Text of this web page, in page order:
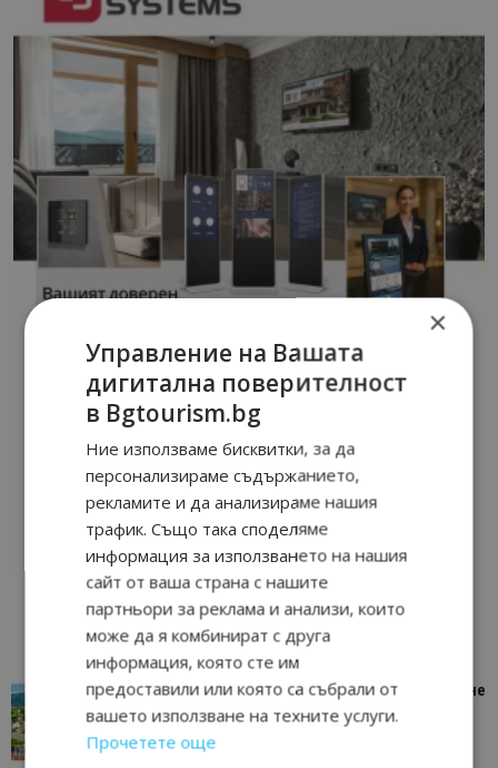
“Пощенска картичка от…”: Петрич – Изживяване
отвъд очакваното
Петрич 11/07/2026 11:22
×
Управление на Вашата
дигитална поверителност
в Bgtourism.bg
Ние използваме бисквитки, за да
персонализираме съдържанието,
рекламите и да анализираме нашия
трафик. Също така споделяме
информация за използването на нашия
сайт от ваша страна с нашите
партньори за реклама и анализи, които
може да я комбинират с друга
информация, която сте им
предоставили или която са събрали от
вашето използване на техните услуги.
Прочетете още